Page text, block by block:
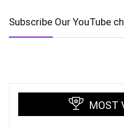
Subscribe Our YouTube
MOST